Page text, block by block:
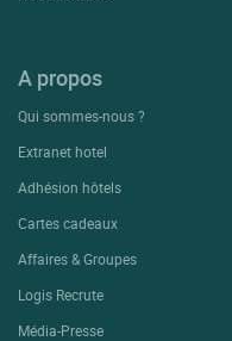
A propos
Qui sommes-nous ?
Extranet hotel
Adhésion hôtels
Cartes cadeaux
Affaires & Groupes
Logis Recrute
Média-Presse